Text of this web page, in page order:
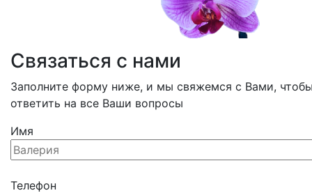
Связаться с нами
Заполните форму ниже, и мы свяжемся с Вами,
ответить на все Ваши вопросы
Имя
Телефон